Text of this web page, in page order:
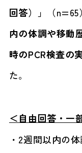
回答）」
（
内の体調や移動
時のPCR検査の
た。
＜自由回答・一
・2週間以内の